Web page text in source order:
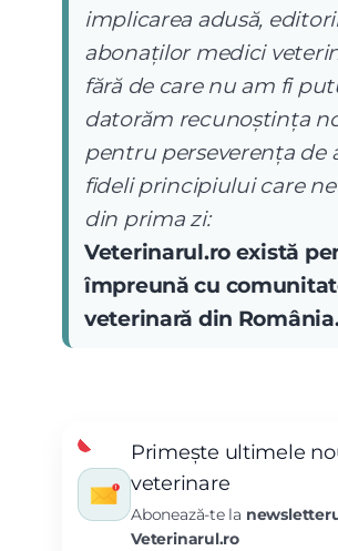
implicarea adusă,
abonaților medici
fără de care nu am fi
datorăm recunoștința
pentru perseverența de
fideli principiului care
din prima zi:
Veterinarul.ro există
împreună cu
veterinară din
Primește ultimele
veterinare
Abonează-te la
Veterinarul.ro